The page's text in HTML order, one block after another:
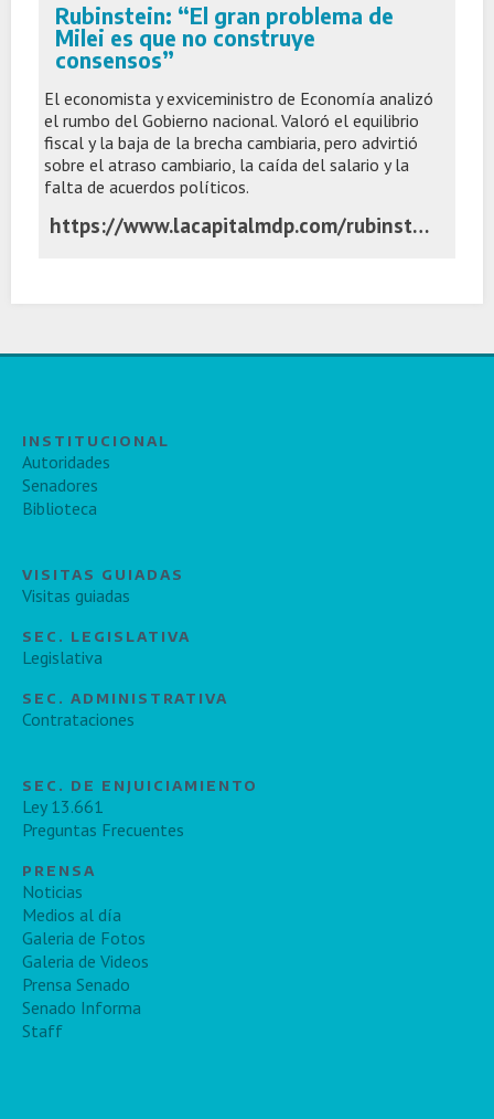
Rubinstein: “El gran problema de
Milei es que no construye
consensos”
El economista y exviceministro de Economía analizó
el rumbo del Gobierno nacional. Valoró el equilibrio
fiscal y la baja de la brecha cambiaria, pero advirtió
sobre el atraso cambiario, la caída del salario y la
falta de acuerdos políticos.
https://www.lacapitalmdp.com/rubinstein-el-gran-problema-de-milei-es-que-no-construye-consensos/
INSTITUCIONAL
Autoridades
Senadores
Biblioteca
VISITAS GUIADAS
Visitas guiadas
SEC. LEGISLATIVA
Legislativa
SEC. ADMINISTRATIVA
Contrataciones
SEC. DE ENJUICIAMIENTO
Ley 13.661
Preguntas Frecuentes
PRENSA
Noticias
Medios al día
Galeria de Fotos
Galeria de Videos
Prensa Senado
Senado Informa
Staff